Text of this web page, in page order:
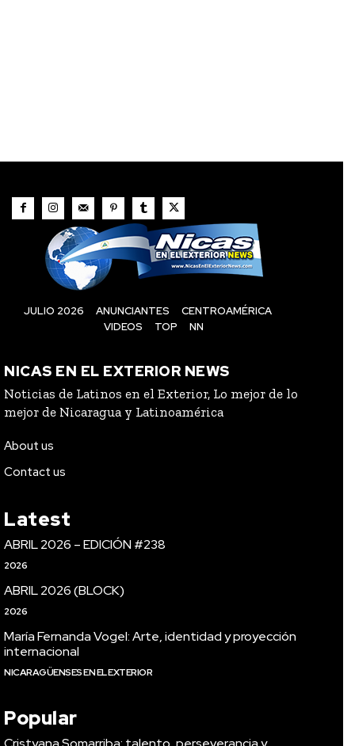
JULIO 2026 ANUNCIANTES
CENTROAMÉRICA
VIDEOS
TOP NN
NICAS EN EL EXTERIOR NEWS
Noticias de Latinos en el Exterior, Lo mejor de lo
mejor de Nicaragua y Latinoamérica
About us
Contact us
Latest
ABRIL 2026 – EDICIÓN #238
2026
ABRIL 2026 (BLOCK)
2026
María Fernanda Vogel: Arte, identidad y proyección
internacional
NICARAGÜENSES EN EL EXTERIOR
Popular